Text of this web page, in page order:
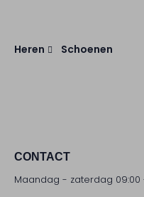
Heren Schoenen
CONTACT
Maandag - zaterdag 09:00